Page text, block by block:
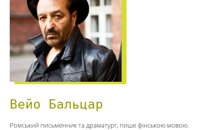
Вейо Бальцар
Ромський письменник та драматург, пише фінською мовою.